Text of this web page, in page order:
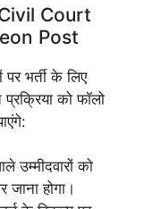
Court
Post
पर भर्ती के लिए
को फॉलो
उम्मीदवारों को
होगा।